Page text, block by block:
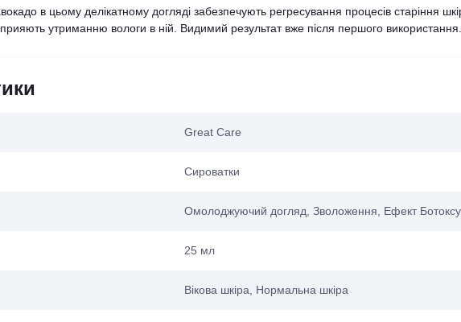
в цьому делікатному догляді забезпечують регресування процесів старіння
утриманню вологи в ній. Видимий результат вже після першого використання.
Great Care
Сироватки
Омолоджуючий догляд, Зволоження, Ефект Ботоксу
25 мл
Вікова шкіра, Нормальна шкіра